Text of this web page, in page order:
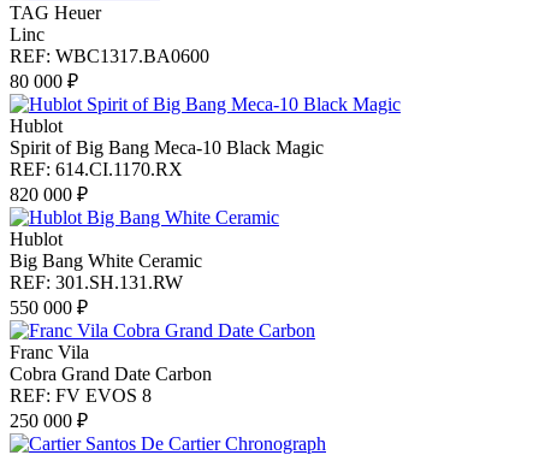
TAG Heuer
Linc
REF: WBC1317.BA0600
80 000 ₽
Hublot
Spirit of Big Bang Meca-10 Black Magic
REF: 614.CI.1170.RX
820 000 ₽
Hublot
Big Bang White Ceramic
REF: 301.SH.131.RW
550 000 ₽
Franc Vila
Cobra Grand Date Carbon
REF: FV EVOS 8
250 000 ₽